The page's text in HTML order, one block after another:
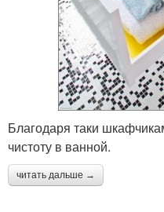
Благодаря таки
чистоту в ванной.
читать дальше →